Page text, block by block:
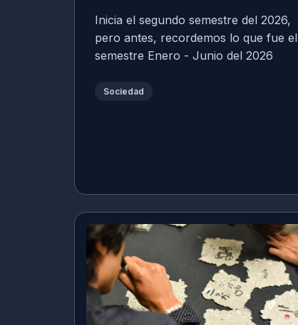
Inicia el segundo semestre del 2026,
pero antes, recordemos lo que fue el
semestre Enero - Junio del 2026
Sociedad